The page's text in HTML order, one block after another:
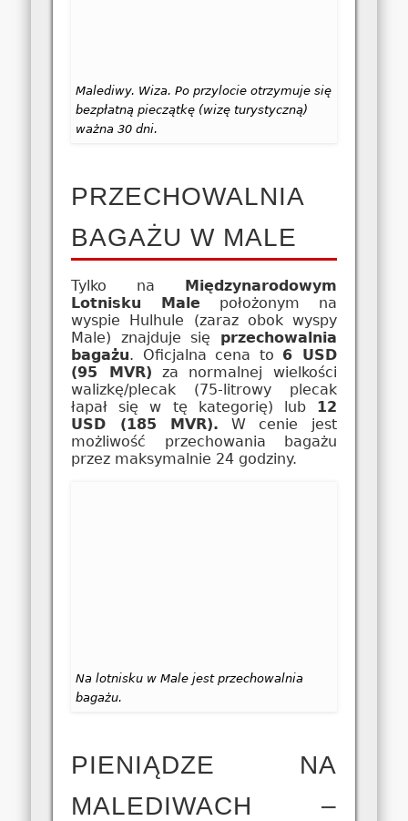
Malediwy. Wiza. Po przylocie otrzymuje się
bezpłatną pieczątkę (wizę turystyczną)
ważna 30 dni.
PRZECHOWALNIA
BAGAŻU W MALE
Tylko na Międzynarodowym
Lotnisku Male położonym na
wyspie Hulhule (zaraz obok wyspy
Male) znajduje się przechowalnia
bagażu. Oficjalna cena to 6 USD
(95 MVR) za normalnej wielkości
walizkę/plecak (75-litrowy plecak
łapał się w tę kategorię) lub 12
USD (185 MVR). W cenie jest
możliwość przechowania bagażu
przez maksymalnie 24 godziny.
Na lotnisku w Male jest przechowalnia
bagażu.
PIENIĄDZE NA
MALEDIWACH –